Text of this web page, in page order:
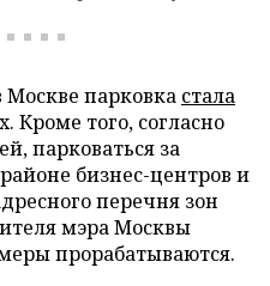
парковка стала
Кроме того, согласно
парковаться за
бизнес-центров и
перечня зон
мэра Москвы
прорабатываются.